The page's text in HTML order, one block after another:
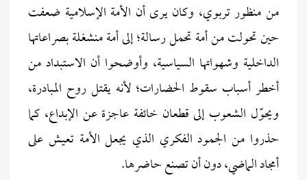
من منظور تربوي، وكان يرى أن الأمة الإسلامية ضعفت
حين تحولت من أمة تحمل رسالة؛ إلى أمة منشغلة بصراعاتها
الداخلية وشهواتها السياسية، وأوضحوا أن الاستبداد من
أخطر أسباب سقوط الحضارات؛ لأنه يقتل روح المبادرة،
ويحوّل الشعوب إلى قطعان خائفة عاجزة عن الإبداع، كما
حذروا من الجمود الفكري الذي يجعل الأمة تعيش على
أمجاد الماضي، دون أن تصنع حاضرها.